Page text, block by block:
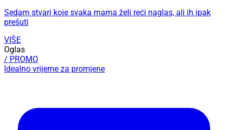
Sedam stvari koje svaka mama želi reći naglas, ali ih ipak
prešuti
VIŠE
Oglas
/ PROMO
Idealno vrijeme za promjene